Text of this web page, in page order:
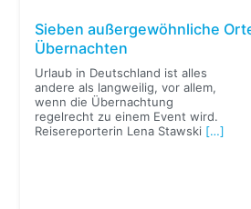
Sieben außergewöhnliche
Übernachten
Urlaub in Deutschland ist alles
andere als langweilig, vor allem,
wenn die Übernachtung
regelrecht zu einem Event wird.
Reisereporterin Lena Stawski […]